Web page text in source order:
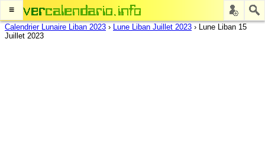
≡
Calendrier Lunaire Liban 2023 › Lune Liban Juillet 2023 › Lune Liban 15
Juillet 2023